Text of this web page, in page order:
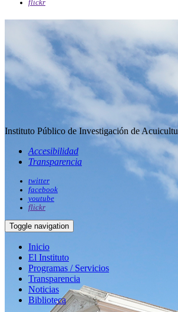
flickr
Instituto Público de Investigación de
Accesibilidad
Transparencia
twitter
facebook
youtube
flickr
Toggle navigation
Inicio
El Instituto
Programas / Servicios
Transparencia
Noticias
Biblioteca